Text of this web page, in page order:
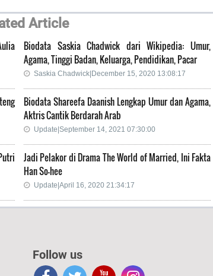
Article
Biodata Saskia Chadwick dari Wikipedia: Umur,
Agama, Tinggi Badan, Keluarga, Pendidikan, Pacar
Saskia Chadwick|December 15, 2020 13:08:17
Biodata Shareefa Daanish Lengkap Umur dan Agama,
Aktris Cantik Berdarah Arab
Update|September 14, 2021 07:30:00
Jadi Pelakor di Drama The World of Married, Ini Fakta
Han So-hee
Update|April 16, 2020 21:34:17
Follow us